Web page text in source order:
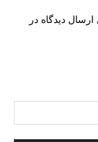
دیدگاه در